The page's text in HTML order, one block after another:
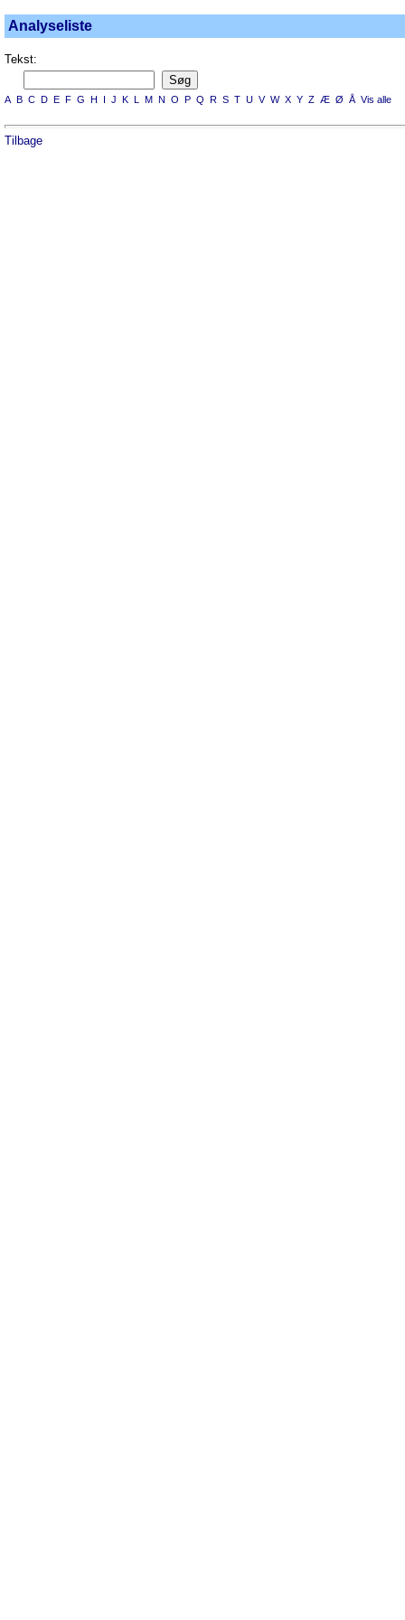
Analyseliste
Tekst:
A B C D E F G H I J K L M N O P Q R S T U V W X Y Z Æ Ø Å Vis alle
Tilbage